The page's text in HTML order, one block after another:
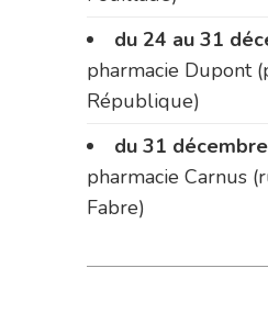
du 24 au 31
pharmacie Dupont
République)
du 31
pharmacie Carnus
Fabre)